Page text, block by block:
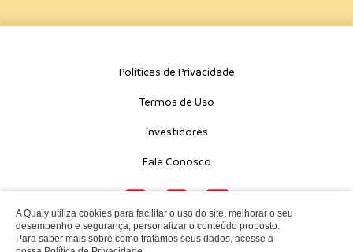
Políticas de Privacidade
Termos de Uso
Investidores
Fale Conosco
Copyright® Qualy-Todos os direitos reservados
A Qualy utiliza cookies para facilitar o uso do site, melhorar o seu
desempenho e segurança, personalizar o conteúdo proposto.
Para saber mais sobre como tratamos seus dados, acesse a